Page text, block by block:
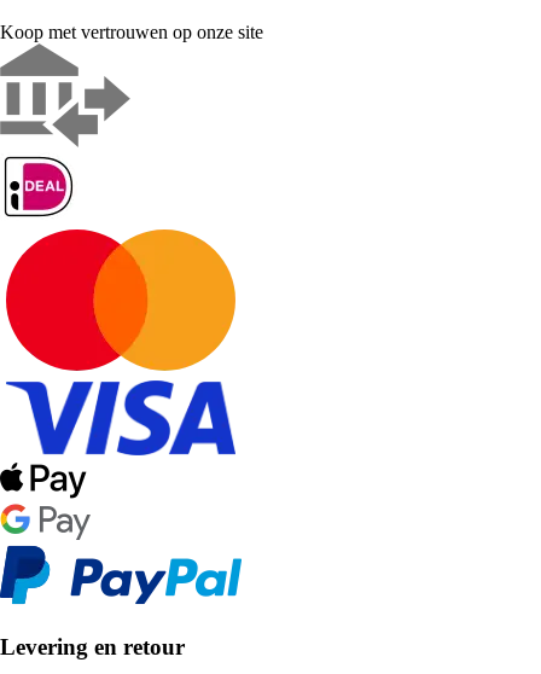
Koop met vertrouwen op onze site
Levering en retour